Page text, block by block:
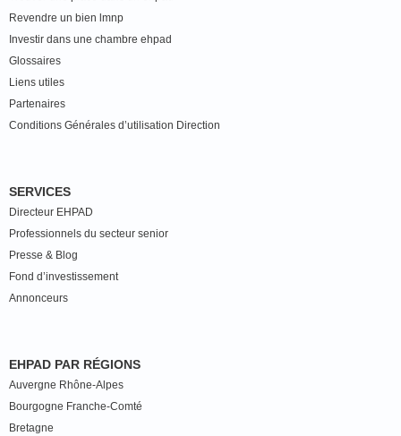
Revendre un bien lmnp
Investir dans une chambre ehpad
Glossaires
Liens utiles
Partenaires
Conditions Générales d’utilisation Direction
SERVICES
Directeur EHPAD
Professionnels du secteur senior
Presse & Blog
Fond d’investissement
Annonceurs
EHPAD PAR RÉGIONS
Auvergne Rhône-Alpes
Bourgogne Franche-Comté
Bretagne